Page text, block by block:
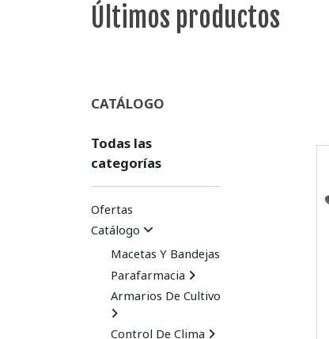
Últimos productos
CATÁLOGO
Todas las
categorías
Ofertas
Catálogo
Macetas Y Bandejas
Parafarmacia
Armarios De Cultivo
Control De Clima